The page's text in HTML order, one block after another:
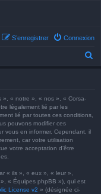
Connexion
S’enregistrer
», « notre », « nos », « Corsa-
légalement lié par les
lié par toutes ces conditions,
pouvons modifier ces
vous en informer. Cependant, il
car votre utilisation
votre acceptation d’être
« ils », « eux », « leur »,
« Équipes phpBB »), qui est
License v2 » (désignée ci-